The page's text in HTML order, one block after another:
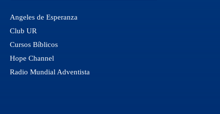
Angeles de Esperanza
Club UR
Cursos Bíblicos
Hope Channel
Radio Mundial Adventista